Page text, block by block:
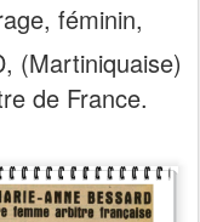
féminin,
(Martiniquaise)
de France.